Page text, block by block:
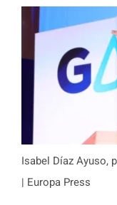
Isabel Díaz Ayuso,
| Europa Press